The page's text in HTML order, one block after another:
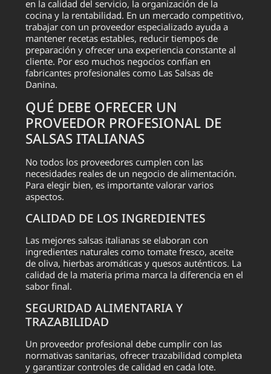
en la calidad del servicio, la organización de la
cocina y la rentabilidad. En un mercado competitivo,
trabajar con un proveedor especializado ayuda a
mantener recetas estables, reducir tiempos de
preparación y ofrecer una experiencia constante al
cliente. Por eso muchos negocios confían en
fabricantes profesionales como Las Salsas de
Danina.
QUÉ DEBE OFRECER UN
PROVEEDOR PROFESIONAL DE
SALSAS ITALIANAS
No todos los proveedores cumplen con las
necesidades reales de un negocio de alimentación.
Para elegir bien, es importante valorar varios
aspectos.
CALIDAD DE LOS INGREDIENTES
Las mejores salsas italianas se elaboran con
ingredientes naturales como tomate fresco, aceite
de oliva, hierbas aromáticas y quesos auténticos. La
calidad de la materia prima marca la diferencia en el
sabor final.
SEGURIDAD ALIMENTARIA Y
TRAZABILIDAD
Un proveedor profesional debe cumplir con las
normativas sanitarias, ofrecer trazabilidad completa
y garantizar controles de calidad en cada lote.